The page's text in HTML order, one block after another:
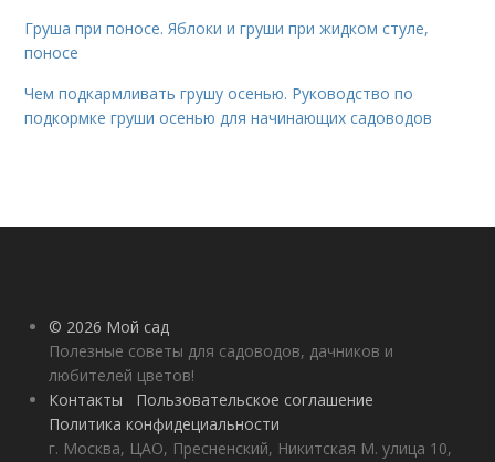
Груша при поносе. Яблоки и груши при жидком стуле,
поносе
Чем подкармливать грушу осенью. Руководство по
подкормке груши осенью для начинающих садоводов
© 2026 Мой сад
Полезные советы для садоводов, дачников и
любителей цветов!
Контакты
Пользовательское соглашение
Политика конфидециальности
г. Москва, ЦАО, Пресненский, Никитская М. улица 10,